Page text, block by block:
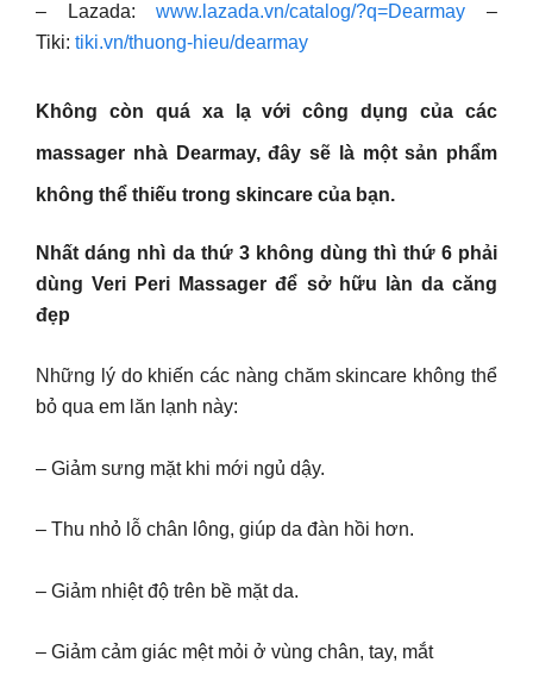
– Lazada:www.lazada.vn/catalog/?q=Dearmay –
Tiki: tiki.vn/thuong-hieu/dearmay
Không còn quá xa lạ với công dụng của các
massager nhà Dearmay, đây sẽ là một sản phẩm
không thể thiếu trong skincare của bạn.
Nhất dáng nhì da thứ 3 không dùng thì thứ 6 phải
dùng Veri Peri Massager để sở hữu làn da căng
đẹp
Những lý do khiến các nàng chăm skincare không thể
bỏ qua em lăn lạnh này:
– Giảm sưng mặt khi mới ngủ dậy.
– Thu nhỏ lỗ chân lông, giúp da đàn hồi hơn.
– Giảm nhiệt độ trên bề mặt da.
– Giảm cảm giác mệt mỏi ở vùng chân, tay, mắt